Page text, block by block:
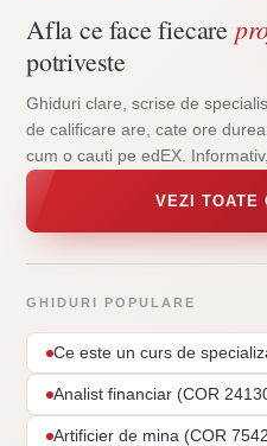
Afla ce face fiecare
potriveste
Ghiduri clare, scrise de
de calificare are, cate ore
cum o cauti pe edEX.
VEZI TOATE
GHIDURI POPULARE
Ce este un curs de
Analist financiar (COR
Artificier de mina (COR